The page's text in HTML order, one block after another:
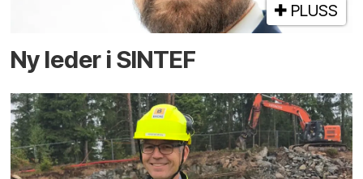
PLUSS
Ny leder i SINTEF